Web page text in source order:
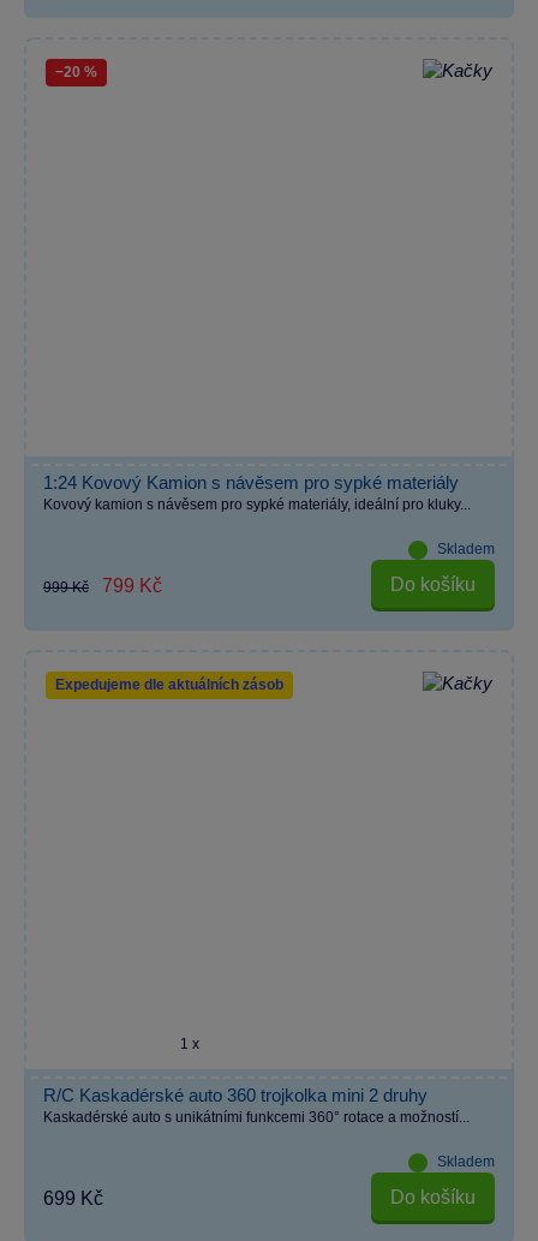
−20 %
1:24 Kovový Kamion s návěsem pro sypké materiály
Kovový kamion s návěsem pro sypké materiály, ideální pro kluky...
Skladem
999 Kč 799 Kč Do košíku
Expedujeme dle aktuálních zásob
1 x
R/C Kaskadérské auto 360 trojkolka mini 2 druhy
Kaskadérské auto s unikátními funkcemi 360° rotace a možností...
Skladem
699 Kč Do košíku